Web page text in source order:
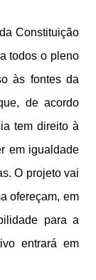
Constituição
todos o pleno
às fontes da
de acordo
tem direito à
em igualdade
O projeto vai
ofereçam, em
para a
entrará em